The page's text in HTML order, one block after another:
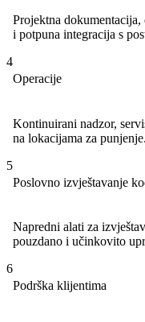
Projektna
i potpuna integracija s
4
Operacije
Kontinuirani nadzor,
na lokacijama za punjenje.
5
Poslovno izvještavanje
Napredni alati za
pouzdano i učinkovito
6
Podrška klijentima